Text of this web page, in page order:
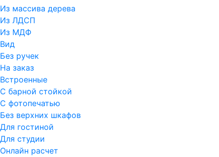
Из массива дерева
Из ЛДСП
Из МДФ
Вид
Без ручек
На заказ
Встроенные
С барной стойкой
С фотопечатью
Без верхних шкафов
Для гостиной
Для студии
Онлайн расчет